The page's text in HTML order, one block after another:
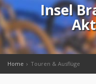
Insel
Home Touren & Ausflüge